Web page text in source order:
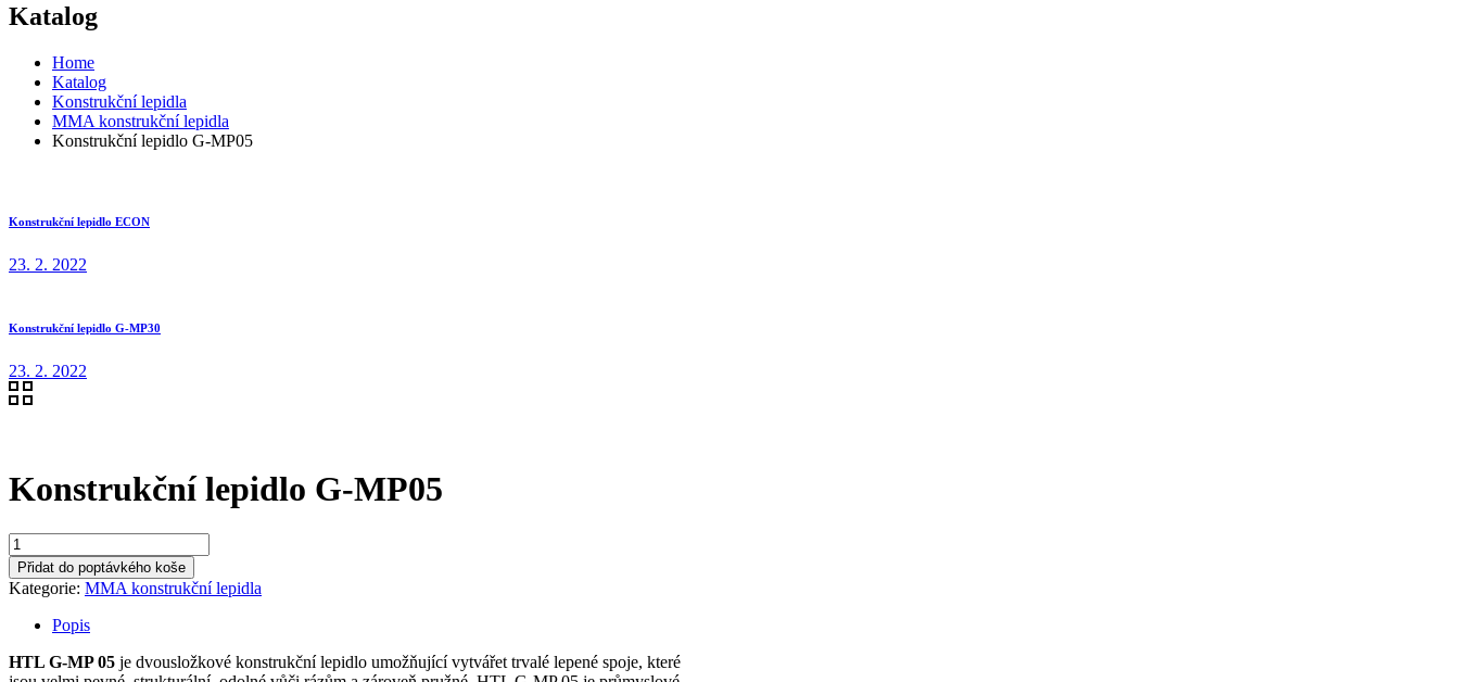
Katalog
Home
Katalog
Konstrukční lepidla
MMA konstrukční lepidla
Konstrukční lepidlo G-MP05
Konstrukční lepidlo ECON
23. 2. 2022
Konstrukční lepidlo G-MP30
23. 2. 2022
Konstrukční lepidlo G-MP05
Konstrukční
lepidlo
G-
MP05
množství
Přidat do poptávkého koše
Kategorie: MMA konstrukční lepidla
Popis
HTL G-MP 05 je dvousložkové konstrukční lepidlo umožňující vytvářet trvalé lepené spoje, které